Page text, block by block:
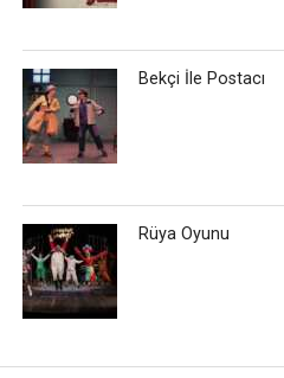
Bekçi İle Postacı
Rüya Oyunu